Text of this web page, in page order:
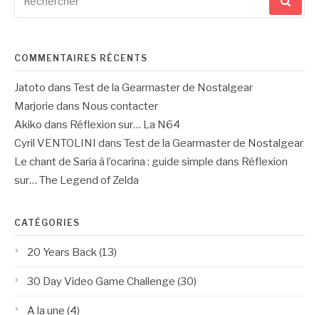
pour
COMMENTAIRES RÉCENTS
Jatoto dans Test de la Gearmaster de Nostalgear
Marjorie dans Nous contacter
Akiko dans Réflexion sur… La N64
Cyril VENTOLINI
dans Test de la Gearmaster de Nostalgear
Le chant de Saria à l’ocarina : guide simple dans Réflexion
sur… The Legend of Zelda
CATÉGORIES
20 Years Back(13)
30 Day Video Game Challenge (30)
A la une (4)